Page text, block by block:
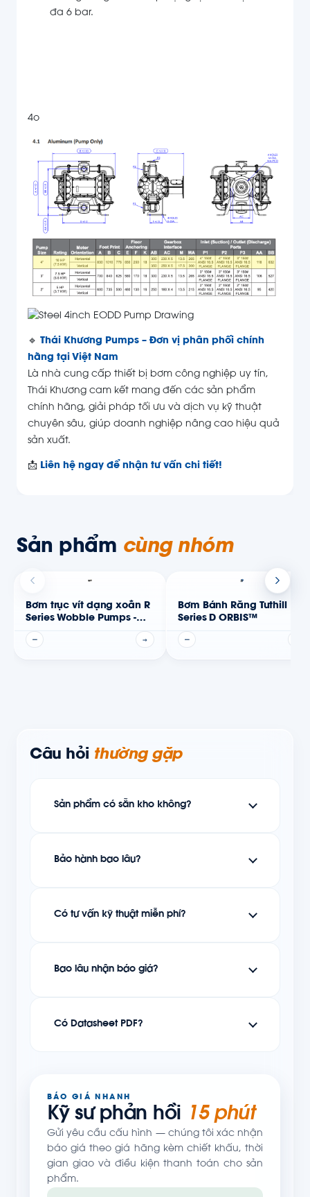
đa 6 bar.
4o
🔹
Thái Khương Pumps – Đơn vị phân phối chính
hãng tại Việt Nam
Là nhà cung cấp thiết bị bơm công nghiệp uy tín,
Thái Khương cam kết mang đến các sản phẩm
chính hãng, giải pháp tối ưu và dịch vụ kỹ thuật
chuyên sâu, giúp doanh nghiệp nâng cao hiệu quả
sản xuất.
📩 Liên hệ ngay để nhận tư vấn chi tiết!
Sản phẩm cùng nhóm
Bơm trục vít dạng xoắn R
Series Wobble Pumps -
Nova Rotors
—
→
Bơm Bánh Răng Tuthill
Series D ORBIS™
—
Câu hỏi thường gặp
Sản phẩm có sẵn kho không?
Bảo hành bao lâu?
Có tư vấn kỹ thuật miễn phí?
Bao lâu nhận báo giá?
Có Datasheet PDF?
BÁO GIÁ NHANH
Kỹ sư phản hồi 15 phút
Gửi yêu cầu cấu hình — chúng tôi xác nhận
báo giá theo giá hãng kèm chiết khấu, thời
gian giao và điều kiện thanh toán cho sản
phẩm.